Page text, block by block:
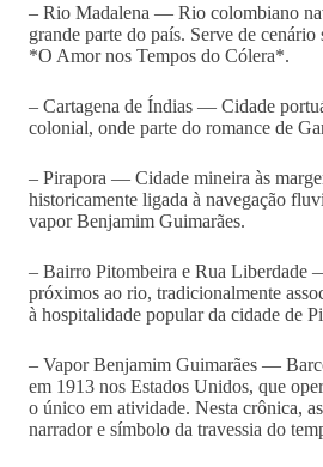
– Rio Madalena — Rio colombiano
grande parte do país. Serve de
*O Amor nos Tempos do Cólera*.
– Cartagena de Índias — Cidade
colonial, onde parte do romance de
– Pirapora — Cidade mineira às
historicamente ligada à navegação
vapor Benjamim Guimarães.
– Bairro Pitombeira e Rua Liberdade
próximos ao rio, tradicionalmente
à hospitalidade popular da cidade de
– Vapor Benjamim Guimarães —
em 1913 nos Estados Unidos, que
o único em atividade. Nesta crônica,
narrador e símbolo da travessia do